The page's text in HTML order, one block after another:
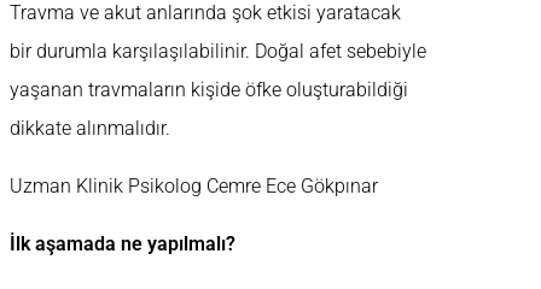
Travma ve akut anlarında şok etkisi yaratacak
bir durumla karşılaşılabilinir. Doğal afet sebebiyle
yaşanan travmaların kişide öfke oluşturabildiği
dikkate alınmalıdır.
Uzman Klinik Psikolog Cemre Ece Gökpınar
İlk aşamada ne yapılmalı?